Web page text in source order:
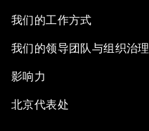
我们的工作方式
我们的领导团队与组织治理
影响力
北京代表处